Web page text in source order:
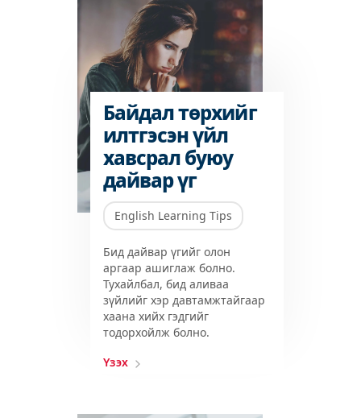
Байдал төрхийг
илтгэсэн үйл
хавсрал буюу
дайвар үг
English Learning Tips
Бид дайвар үгийг олон
аргаар ашиглаж болно.
Тухайлбал, бид аливаа
зүйлийг хэр давтамжтайгаар
хаана хийх гэдгийг
тодорхойлж болно.
Үзэх